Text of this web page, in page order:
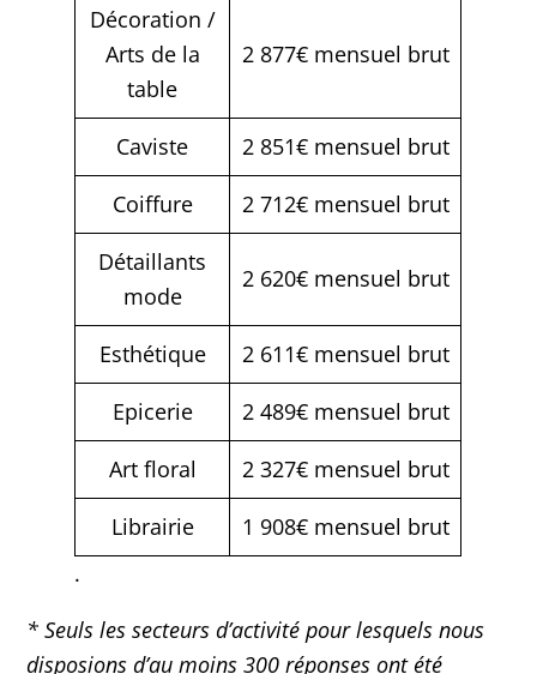
Décoration /
Arts de la
table
2 877€ mensuel brut
Caviste
2 851€ mensuel brut
Coiffure
2 712€ mensuel brut
Détaillants
mode
2 620€ mensuel brut
Esthétique
2 611€ mensuel brut
Epicerie
2 489€ mensuel brut
Art floral
2 327€ mensuel brut
Librairie
1 908€ mensuel brut
.
* Seuls les secteurs d’activité pour lesquels nous
disposions d’au moins 300 réponses ont été